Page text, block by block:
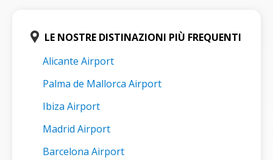
LE NOSTRE DISTINAZIONI PIÙ FREQUENTI
Alicante Airport
Palma de Mallorca Airport
Ibiza Airport
Madrid Airport
Barcelona Airport